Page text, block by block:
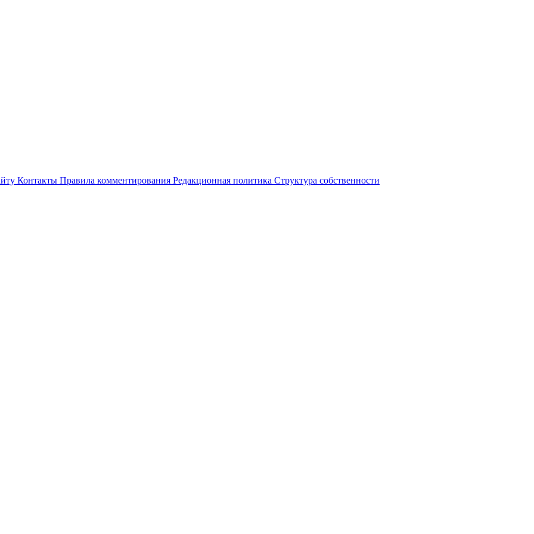
Контакты Правила комментирования Редакционная политика Структура собственности